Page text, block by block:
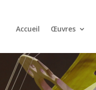
Accueil Œuvres